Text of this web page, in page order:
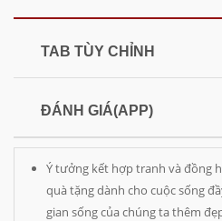
TAB TÙY CHỈNH
ĐÁNH GIÁ(APP)
Ý tưởng kết hợp tranh và đồng
quà tặng dành cho cuộc sống
gian sống của chúng ta thêm